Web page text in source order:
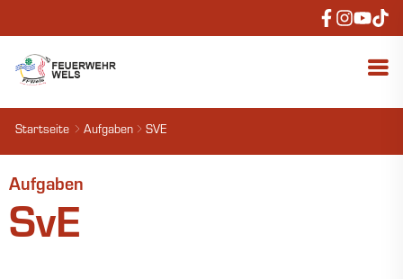
Startseite Aufgaben SVE
Aufgaben
SvE